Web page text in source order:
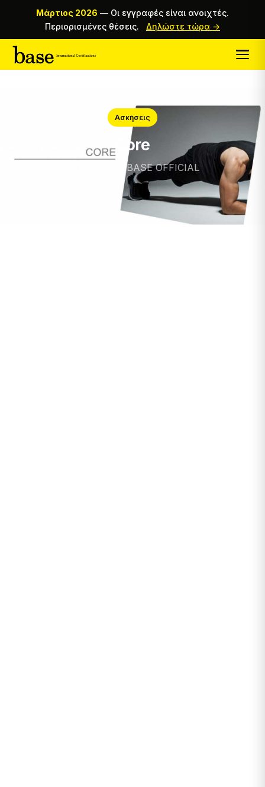
Μάρτιος 2026 — Οι εγγραφές είναι ανοιχτές.
Περιορισμένες θέσεις.
Δηλώστε τώρα →
Ασκήσεις
Core
2019-03-24 · BASE OFFICIAL